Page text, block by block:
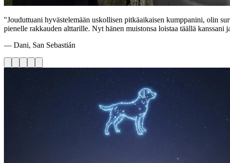
"Jouduttuani hyvästelemään uskollisen pitkäaikaisen kumppanini, olin
pienelle rakkauden alttarille. Nyt hänen muistonsa loistaa täällä kanssani
— Dani, San Sebastián